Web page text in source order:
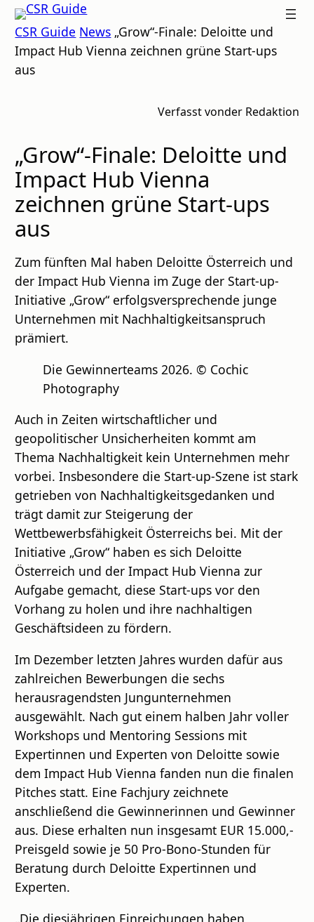
Zum
Inhalt
springen
CSR
GUIDE
CSR Guide News „Grow“-Finale: Deloitte und
Impact Hub Vienna zeichnen grüne Start-ups
aus
Verfasst vonder Redaktion
„Grow“-Finale: Deloitte und
Impact Hub Vienna
zeichnen grüne Start-ups
aus
Zum fünften Mal haben Deloitte Österreich und
der Impact Hub Vienna im Zuge der Start-up-
Initiative „Grow“ erfolgsversprechende junge
Unternehmen mit Nachhaltigkeitsanspruch
prämiert.
Die Gewinnerteams 2026. © Cochic
Photography
Auch in Zeiten wirtschaftlicher und
geopolitischer Unsicherheiten kommt am
Thema Nachhaltigkeit kein Unternehmen mehr
vorbei. Insbesondere die Start-up-Szene ist stark
getrieben von Nachhaltigkeitsgedanken und
trägt damit zur Steigerung der
Wettbewerbsfähigkeit Österreichs bei. Mit der
Initiative „Grow“ haben es sich Deloitte
Österreich und der Impact Hub Vienna zur
Aufgabe gemacht, diese Start-ups vor den
Vorhang zu holen und ihre nachhaltigen
Geschäftsideen zu fördern.
Im Dezember letzten Jahres wurden dafür aus
zahlreichen Bewerbungen die sechs
herausragendsten Jungunternehmen
ausgewählt. Nach gut einem halben Jahr voller
Workshops und Mentoring Sessions mit
Expertinnen und Experten von Deloitte sowie
dem Impact Hub Vienna fanden nun die finalen
Pitches statt. Eine Fachjury zeichnete
anschließend die Gewinnerinnen und Gewinner
aus. Diese erhalten nun insgesamt EUR 15.000,-
Preisgeld sowie je 50 Pro-Bono-Stunden für
Beratung durch Deloitte Expertinnen und
Experten.
„Die diesjährigen Einreichungen haben